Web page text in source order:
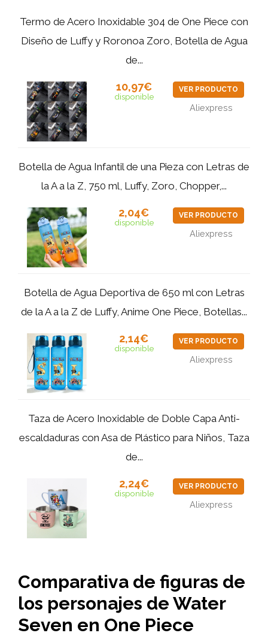
Termo de Acero Inoxidable 304 de One Piece con
Diseño de Luffy y Roronoa Zoro, Botella de Agua
de...
10,97€
disponible
VER PRODUCTO
Aliexpress
Botella de Agua Infantil de una Pieza con Letras de
la A a la Z, 750 ml, Luffy, Zoro, Chopper,...
2,04€
disponible
VER PRODUCTO
Aliexpress
Botella de Agua Deportiva de 650 ml con Letras
de la A a la Z de Luffy, Anime One Piece, Botellas...
2,14€
disponible
VER PRODUCTO
Aliexpress
Taza de Acero Inoxidable de Doble Capa Anti-
escaldaduras con Asa de Plástico para Niños, Taza
de...
2,24€
disponible
VER PRODUCTO
Aliexpress
Comparativa de figuras de
los personajes de Water
Seven en One Piece